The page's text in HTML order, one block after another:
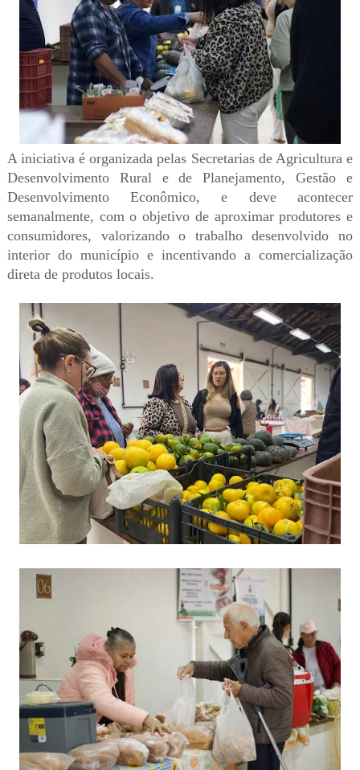
A iniciativa é organizada pelas Secretarias de Agricultura e
Desenvolvimento Rural e de Planejamento, Gestão e
Desenvolvimento Econômico, e deve acontecer
semanalmente, com o objetivo de aproximar produtores e
consumidores, valorizando o trabalho desenvolvido no
interior do município e incentivando a comercialização
direta de produtos locais.